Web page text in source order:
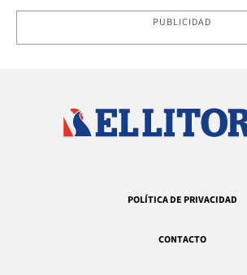
PUBLICIDAD
POLÍTICA DE PRIVACIDAD
CONTACTO